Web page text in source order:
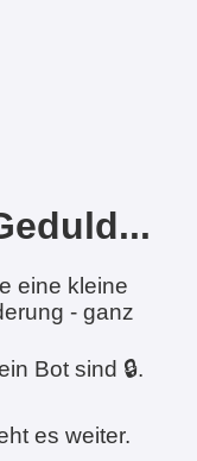
eine kleine
- ganz
Bot sind 🔒.
es weiter.